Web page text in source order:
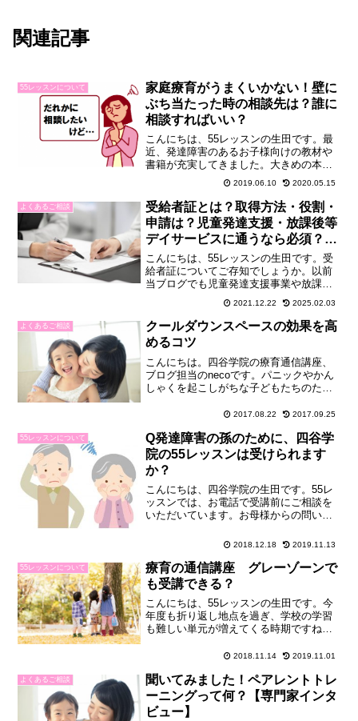
関連記事
55レッスンについて
家庭療育がうまくいかない！壁に
ぶち当たった時の相談先は？誰に
相談すればいい？
こんにちは、55レッスンの生田です。最
近、発達障害のあるお子様向けの教材や
書籍が充実してきました。大きめの本屋
さんに行くと以前よりも、広く関連書籍
のスペースがとられていて、意識の高ま
り、あるいはニーズの高まりを感じま
す。こうした教材・書籍の...
2019.06.10 2020.05.15
よくあるご相談
受給者証とは？取得方法・役割・
申請は？児童発達支援・放課後等
デイサービスに通うなら必須？手
帳との違い
こんにちは、55レッスンの生田です。受
給者証についてご存知でしょうか。以前
当ブログでも児童発達支援事業や放課後
等デイサービスに関わって少しだけお話
しました。福祉サービスを行う事業所の
数は、全国的に年々増加していますが、
これらのサービスを利用...
2021.12.22 2025.02.03
よくあるご相談
クールダウンスペースの効果を高
めるコツ
こんにちは。四谷学院の療育通信講座、
ブログ担当のnecoです。パニックやかん
しゃくを起こしがちな子どもたちのため
るご家庭や学校は少なくないと思いま
パーティションや段ボー...
2017.08.22 2017.09.25
55レッスンについて
Q発達障害の孫のために、四谷学
院の55レッスンは受けられます
か？
こんにちは、四谷学院の生田です。55レ
ッスンでは、お電話で受講前にご相談を
いただいています。お母様からの問い合
様からのお問い合わせもいただきます。
もちろん、お孫さんとい...
2018.12.18 2019.11.13
55レッスンについて
療育の通信講座 グレーゾーンで
も受講できる？
こんにちは、55レッスンの生田です。今
年度も折り返し地点を過ぎ、学校の学習
も難しい単元が増えてくる時期ですね。
ーゾーン」のお子様の受講についてご相
記事では、診断の出て...
2018.11.14 2019.11.01
よくあるご相談
聞いてみました！ペアレントトレ
ーニングって何？【専門家インタ
ビュー】